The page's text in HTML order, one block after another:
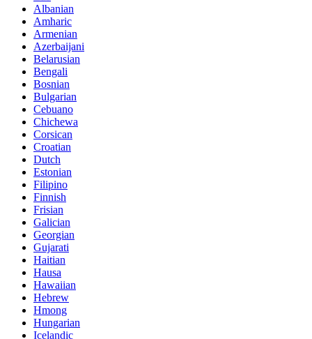
Albanian
Amharic
Armenian
Azerbaijani
Belarusian
Bengali
Bosnian
Bulgarian
Cebuano
Chichewa
Corsican
Croatian
Dutch
Estonian
Filipino
Finnish
Frisian
Galician
Georgian
Gujarati
Haitian
Hausa
Hawaiian
Hebrew
Hmong
Hungarian
Icelandic